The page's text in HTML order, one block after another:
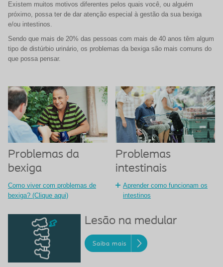
Existem muitos motivos diferentes pelos quais você, ou alguém
próximo, possa ter de dar atenção especial à gestão da sua bexiga
e/ou intestinos.
Sendo que mais de 20% das pessoas com mais de 40 anos têm algum
tipo de distúrbio urinário, os problemas da bexiga são mais comuns do
que possa pensar.
Problemas da
bexiga
Como viver com problemas de
bexiga? (Clique aqui)
Problemas
intestinais
Aprender como funcionam os
intestinos
Lesão na medular
Saiba mais